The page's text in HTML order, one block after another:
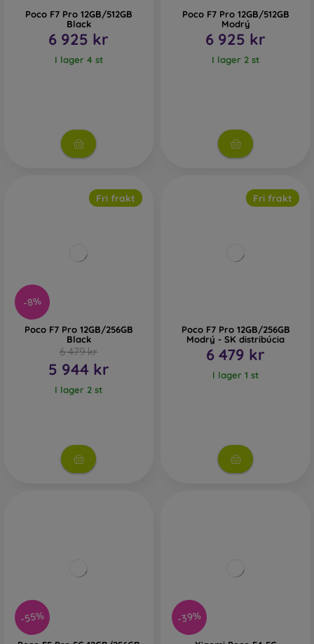
Poco F7 Pro 12GB/512GB
Black
6 925 kr
I lager 4 st
Poco F7 Pro 12GB/512GB
Modrý
6 925 kr
I lager 2 st
-8%
Fri frakt
Poco F7 Pro 12GB/256GB
Black
6 479 kr
5 944 kr
I lager 2 st
Fri frakt
Poco F7 Pro 12GB/256GB
Modrý - SK distribúcia
6 479 kr
I lager 1 st
-55% -39%